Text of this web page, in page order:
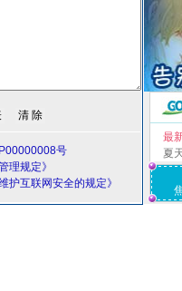
号
理规定》
护互联网安全的规定》
最
夏